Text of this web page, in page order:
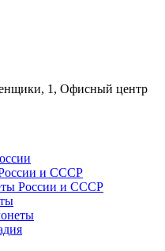
1, Офисный центр
и СССР
России и СССР